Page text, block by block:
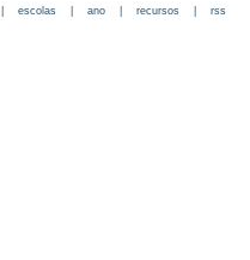
escolas| ano| recursos| rss